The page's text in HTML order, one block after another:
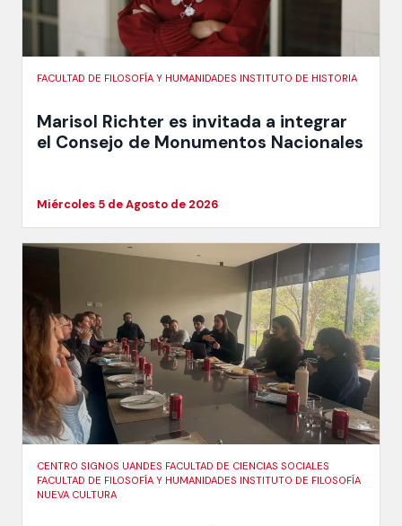
FACULTAD DE FILOSOFÍA Y HUMANIDADES INSTITUTO DE HISTORIA
Marisol Richter es invitada a integrar
el Consejo de Monumentos Nacionales
Miércoles 5 de Agosto de 2026
CENTRO SIGNOS UANDES FACULTAD DE CIENCIAS SOCIALES
FACULTAD DE FILOSOFÍA Y HUMANIDADES INSTITUTO DE FILOSOFÍA
NUEVA CULTURA